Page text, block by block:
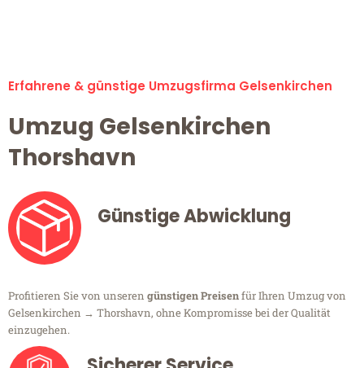
Erfahrene & günstige Umzugsfirma Gelsenkirchen
Umzug Gelsenkirchen
Thorshavn
Günstige Abwicklung
Profitieren Sie von unseren günstigen Preisenfür Ihren Umzug von
Gelsenkirchen → Thorshavn, ohne Kompromisse bei der Qualität
einzugehen.